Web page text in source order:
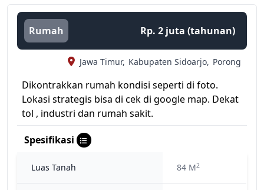
Rumah Rp. 2 juta (tahunan)
Jawa Timur, Kabupaten Sidoarjo, Porong
Dikontrakkan rumah kondisi seperti di foto.
Lokasi strategis bisa di cek di google map. Dekat
tol , industri dan rumah sakit.
Spesifikasi
Luas Tanah 84 M2